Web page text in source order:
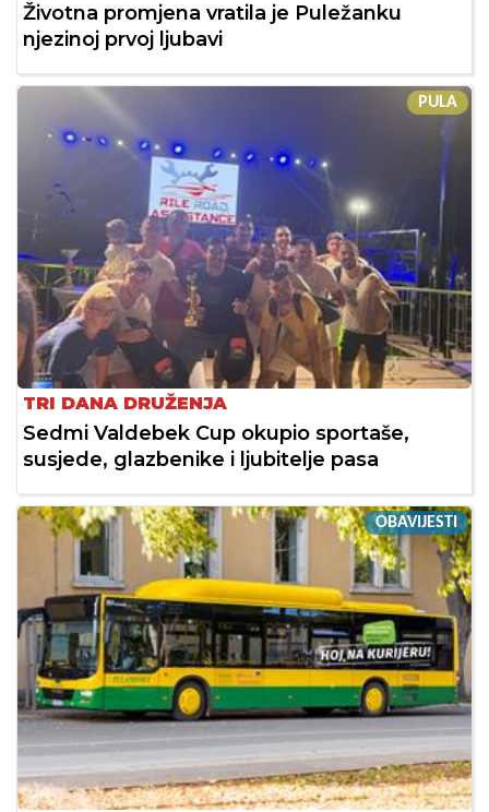
Životna promjena vratila je Puležanku
njezinoj prvoj ljubavi
PULA
TRI DANA DRUŽENJA
Sedmi Valdebek Cup okupio sportaše,
susjede, glazbenike i ljubitelje pasa
OBAVIJESTI